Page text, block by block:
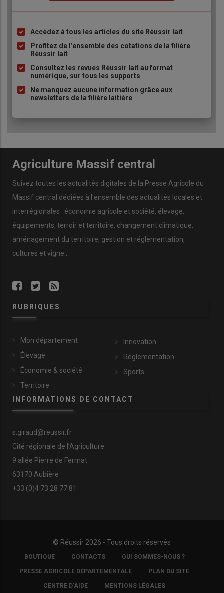
Liste
à
puce
Accédez à tous les articles du site Réussir lait
Profitez de l’ensemble des cotations de la filière
Réussir lait
Consultez les revues Réussir lait au format
numérique, sur tous les supports
Ne manquez aucune information grâce aux
newsletters de la filière laitière
Agriculture Massif central
Suivez toutes les actualités digitales de la Presse Agricole du
Massif central dédiées à l'ensemble des actualités locales et
interrégionales : économie agricole et société, élevage,
équipements, terroir et territoire, changement climatique,
aménagement du territoire, gestion et réglementation,
cultures et vigne...
RUBRIQUES
Mon département
Élevage
Économie & société
Territoire
Innovation
Réglementation
Sports
INFORMATIONS DE CONTACT
s.giraud@reussir.fr
Cité régionale de l’Agriculture
9 allée Pierre de Fermat
63170 Aubière
+33 (0)4 73 28 77 81
© Réussir 2026 - Tous droits réservés
FOOTER
COPYRIGHT
BOUTIQUE CONTACTS QUI SOMMES-NOUS ?
PRESSE AGRICOLE DÉPARTEMENTALE PLAN DU SITE
CENTRE D'AIDE MENTIONS LÉGALES